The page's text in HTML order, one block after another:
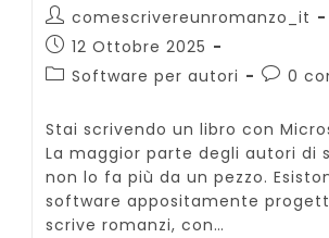
Autore
dell'articolo:
comescrivereunromanzo_it
Articolo
pubblicato:
12 Ottobre 2025
Categoria
Software per autori 0
Stai scrivendo un libro con
La maggior parte degli autori di
non lo fa più da un pezzo.
software appositamente
scrive romanzi, con…